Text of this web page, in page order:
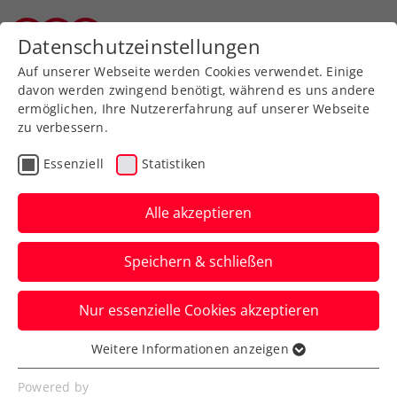
Zurück zur Newsübersicht
Turniere
ITF World Tennis Tour
powered by Raiffeisen:
Neumayer vor Turniersieg
Das ÖTV-Ass zeigt sich in Telfs bei seiner
Kitzbühel-Generalprobe von seiner
besten Seite.
Verfasst von: Manuel Wachta, 20.07.2024
Datenschutzeinstellungen
Auf unserer Webseite werden Cookies verwendet. Einige
davon werden zwingend benötigt, während es uns andere
ermöglichen, Ihre Nutzererfahrung auf unserer Webseite
zu verbessern.
Essenziell Statistiken
Alle akzeptieren
Speichern & schließen
Nur essenzielle Cookies akzeptieren
Essenziell
Essenzielle Cookies werden für grundlegende
Weitere Informationen anzeigen
Powered by